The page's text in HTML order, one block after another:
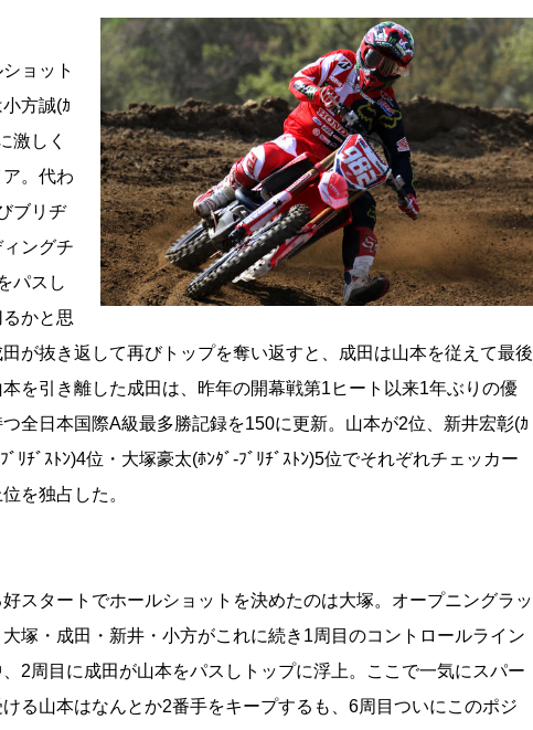
ョット
方誠(ｶ
激しく
。代わ
ブリヂ
ングチ
パスし
かと思
が抜き返して再びトップを奪い返すと、成田は山本を従えて最後
を引き離した成田は、昨年の開幕戦第1ヒート以来1年ぶりの優
全日本国際A級最多勝記録を150に更新。山本が2位、新井宏彰(ｶ
ﾘﾁﾞｽﾄﾝ)4位・大塚豪太(ﾎﾝﾀﾞ-ﾌﾞﾘﾁﾞｽﾄﾝ)5位でそれぞれチェッカー
を独占した。
スタートでホールショットを決めたのは大塚。オープニングラッ
塚・成田・新井・小方がこれに続き1周目のコントロールライン
2周目に成田が山本をパスしトップに浮上。ここで一気にスパー
る山本はなんとか2番手をキープするも、6周目ついにこのポジ